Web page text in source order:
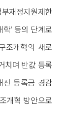
재정지원제한
' 등의 단계로
조개혁의 새로
치며 반값 등록
진 등록금 경감
개혁 방안으로